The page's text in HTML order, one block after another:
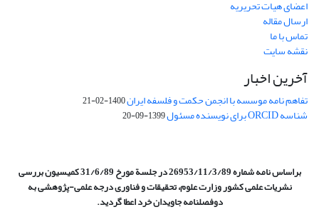
اعضای هیات تحریریه
ارسال مقاله
تماس با ما
نقشه سایت
آخرین اخبار
تفاهم نامه موسسه با انجمن حکمت و فلسفه ایران1400-02-21
شناسه ORCID برای نویسنده مسئول 1399-09-20
براساس نامه شماره 26953/11/3/89 در جلسة مورخ 31/6/89 کمیسیون
بررسی
نشریات علمی کشور وزارت علوم، تحقیقات و فناوری درجه علمی‌-پژوهشیبه
دوفصلنامه جاویدان خرد اعطا گردید.